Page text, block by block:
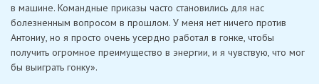
в машине. Командные приказы часто становились для нас
болезненным вопросом в прошлом. У меня нет ничего против
Антониу, но я просто очень усердно работал в гонке, чтобы
получить огромное преимущество в энергии, и я чувствую, что мог
бы выиграть гонку».